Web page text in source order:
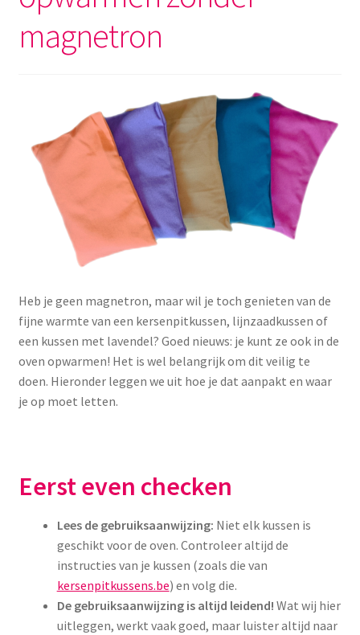
Menstruatiepijn
Menstruatiesponsjes
Tampons
Stimulatie, vibrators
Verzorgingsproducten
Wasbaar maandverband
Wasbare zoogcompressen
Oefenbroekjes – zindelijkheidstraining
Yoni eggs
Contact
magnetron
Heb je geen magnetron, maar wil je toch genieten van de
fijne warmte van een kersenpitkussen, lijnzaadkussen of
een kussen met lavendel? Goed nieuws: je kunt ze ook in de
oven opwarmen! Het is wel belangrijk om dit veilig te
doen. Hieronder leggen we uit hoe je dat aanpakt en waar
je op moet letten.
Eerst even checken
Lees de gebruiksaanwijzing: Niet elk kussen is
geschikt voor de oven. Controleer altijd de
instructies van je kussen (zoals die van
kersenpitkussens.be) en volg die.
De gebruiksaanwijzing is altijd leidend! Wat wij hier
uitleggen, werkt vaak goed, maar luister altijd naar